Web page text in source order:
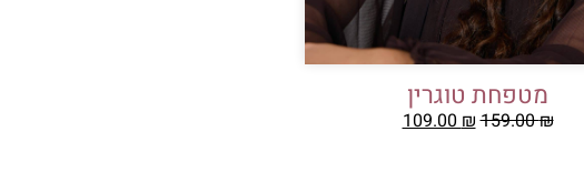
מטפחת טוגרין
159.00₪
109.00₪